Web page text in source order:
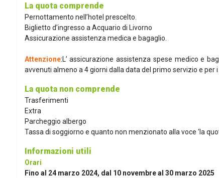
La quota comprende
Pernottamento nell’hotel prescelto.
Biglietto d’ingresso a Acquario di Livorno
Assicurazione assistenza medica e bagaglio.
Attenzione:L’ assicurazione assistenza spese medico e
avvenuti almeno a 4 giorni dalla data del primo servizio e per i
La quota non comprende
Trasferimenti
Extra
Parcheggio albergo
Tassa di soggiorno e quanto non menzionato alla voce ‘la
Informazioni utili
Orari
Fino al 24 marzo 2024, dal 10 novembre al 30 marzo 2025